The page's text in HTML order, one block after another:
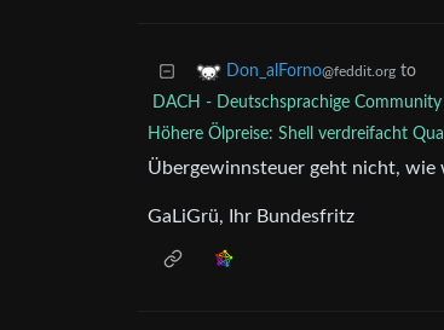
Don_alForno@feddit.org to
DACH - Deutschsprachige
Höhere Ölpreise: Shell verdreifacht
Übergewinnsteuer geht nicht, wie
GaLiGrü, Ihr Bundesfritz